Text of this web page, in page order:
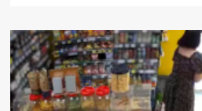
Вінниці
лишились
без
води